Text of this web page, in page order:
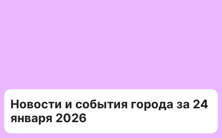
Новости и события города за 24
января 2026